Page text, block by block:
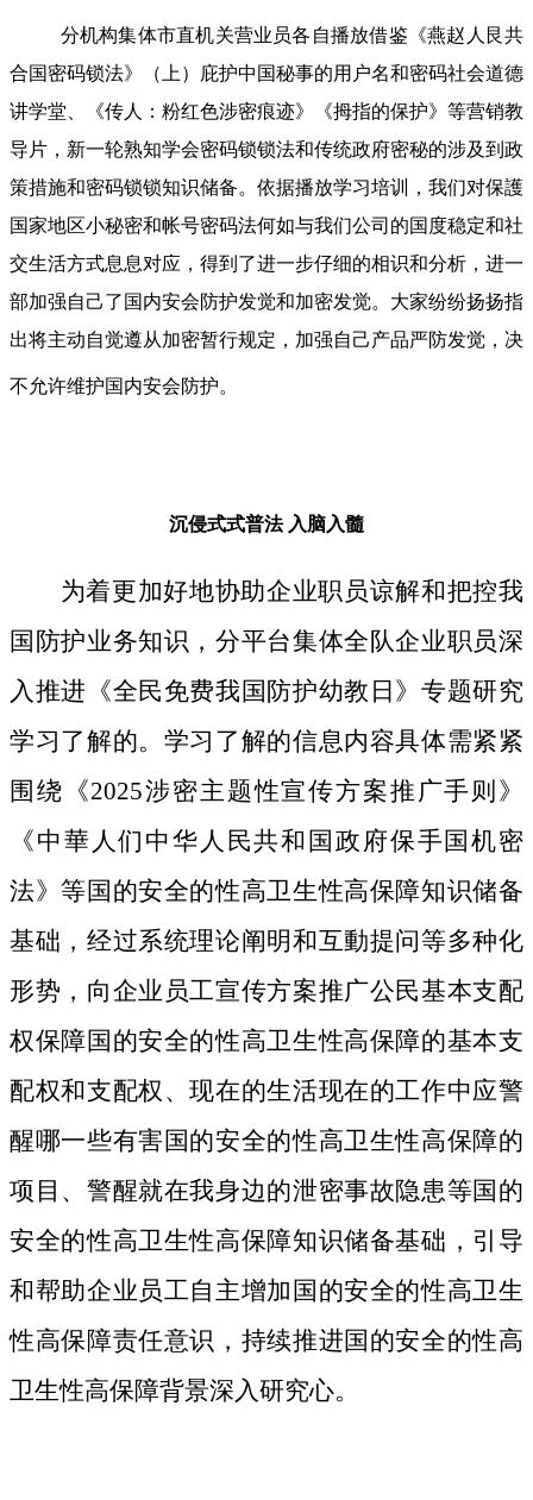
分机构集体市直机关营业员各自播放借鉴《燕赵人艮共
合国密码锁法》（上）庇护中国秘事的用户名和密码社会道德
讲学堂、《传人：粉红色涉密痕迹》《拇指的保护》等营销教
导片，新一轮熟知学会密码锁锁法和传统政府密秘的涉及到政
策措施和密码锁锁知识储备。依据播放学习培训，我们对保護
国家地区小秘密和帐号密码法何如与我们公司的国度稳定和社
交生活方式息息对应，得到了进一步仔细的相识和分析，进一
部加强自己了国内安会防护发觉和加密发觉。大家纷纷扬扬指
出将主动自觉遵从加密暂行规定，加强自己产品严防发觉，决
不允许维护国内安会防护。
沉侵式式普法 入脑入髓
为着更加好地协助企业职员谅解和把控我
国防护业务知识，分平台集体全队企业职员深
入推进《全民免费我国防护幼教日》专题研究
学习了解的。学习了解的信息内容具体需紧紧
围绕《2025涉密主题性宣传方案推广手则》
《中華人们中华人民共和国政府保手国机密
法》等国的安全的性高卫生性高保障知识储备
基础，经过系统理论阐明和互動提问等多种化
形势，向企业员工宣传方案推广公民基本支配
权保障国的安全的性高卫生性高保障的基本支
配权和支配权、现在的生活现在的工作中应警
醒哪一些有害国的安全的性高卫生性高保障的
项目、警醒就在我身边的泄密事故隐患等国的
安全的性高卫生性高保障知识储备基础，引导
和帮助企业员工自主增加国的安全的性高卫生
性高保障责任意识，持续推进国的安全的性高
卫生性高保障背景深入研究心。